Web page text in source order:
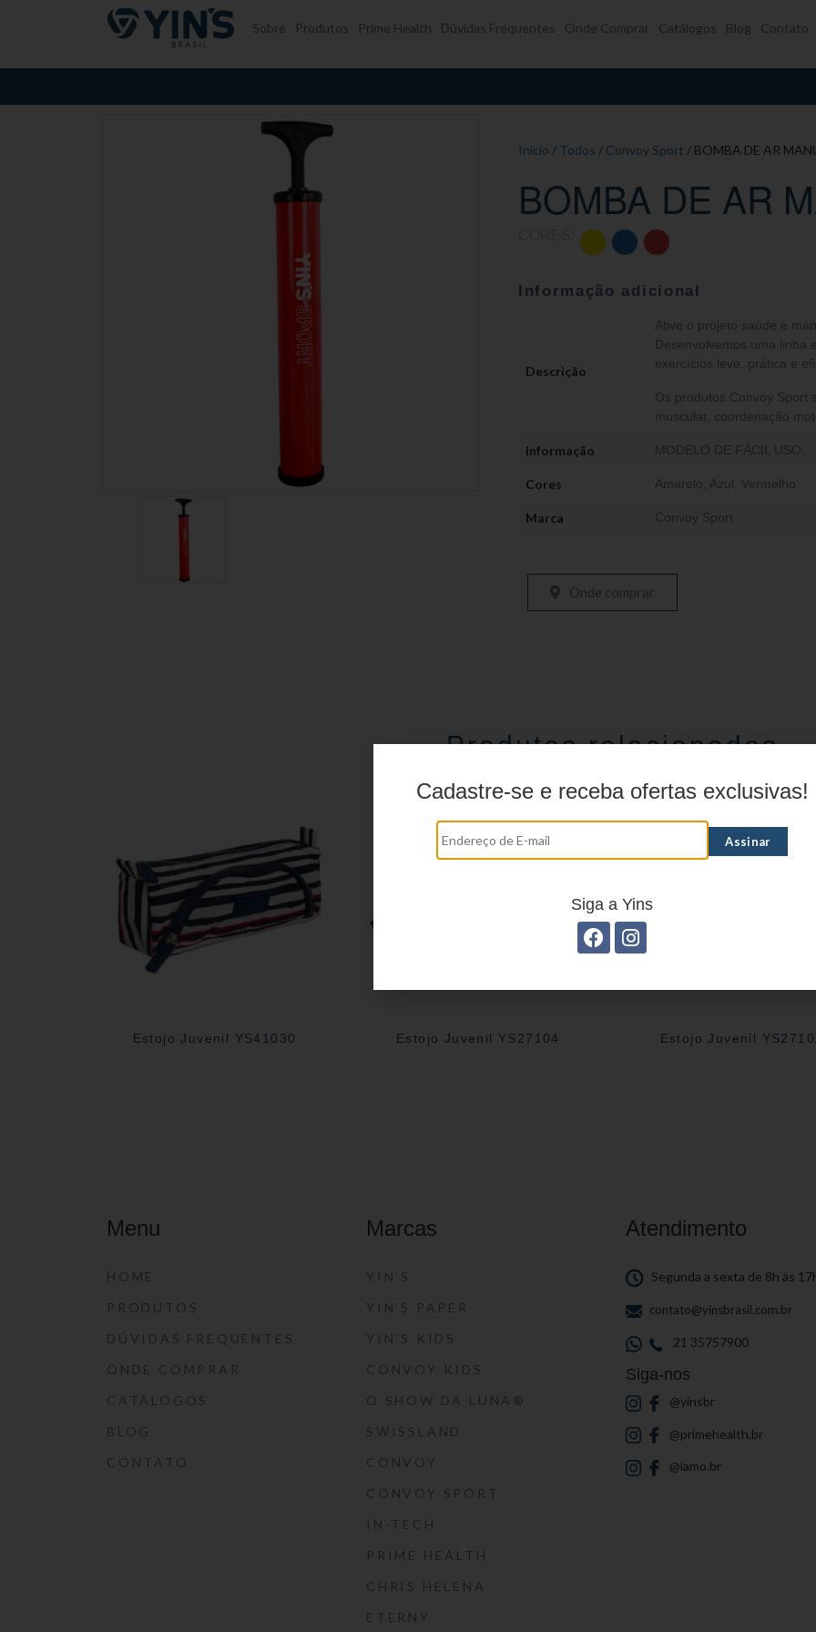
Pular para o conteúdo Sobre Produtos Prime Health Dúvidas Frequentes Onde Comprar Catálogos Blog Contato
Início / Todos / Convoy Sport / BOMBA DE AR
BOMBA DE AR
Informação adicional
Descrição
Ative o projeto saúde e
Desenvolvemos uma linha
exercícios leve, prática e
Os produtos Convoy Sport
muscular, coordenação
Informação MODELO DE FÁCIL USO.
Cores Amarelo Azul Vermelho
Marca Convoy Sport
Onde comprar
Produtos relacionados
Estojo Juvenil YS41030 Estojo Juvenil YS27104 Estojo Juvenil
Menu
HOME
PRODUTOS
DÚVIDAS FREQUENTES
ONDE COMPRAR
CATÁLOGOS
BLOG
CONTATO
Marcas
YIN’S
YIN’S PAPER
YIN’S KIDS
CONVOY KIDS
O SHOW DA LUNA®
SWISSLAND
CONVOY
CONVOY SPORT
IN-TECH
PRIME HEALTH
CHRIS HELENA
ETERNY
Atendimento
Segunda a sexta de 8h às
contato@yinsbrasil.com.br
21 35757900
Siga-nos
@yinsbr
@primehealth.br
@iamo.br
Cadastre-se e receba ofertas exclusivas!
Siga a Yins